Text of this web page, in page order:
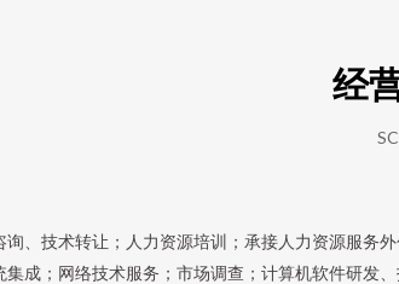
经
、技术转让；人力资源培训；承接人力资源服
成；网络技术服务；市场调查；计算机软件研发